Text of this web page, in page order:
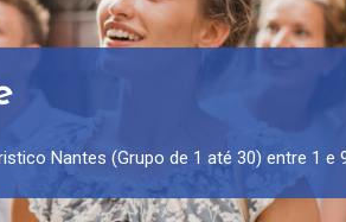
Nantes (Grupo de 1 até 30) entre 1 e